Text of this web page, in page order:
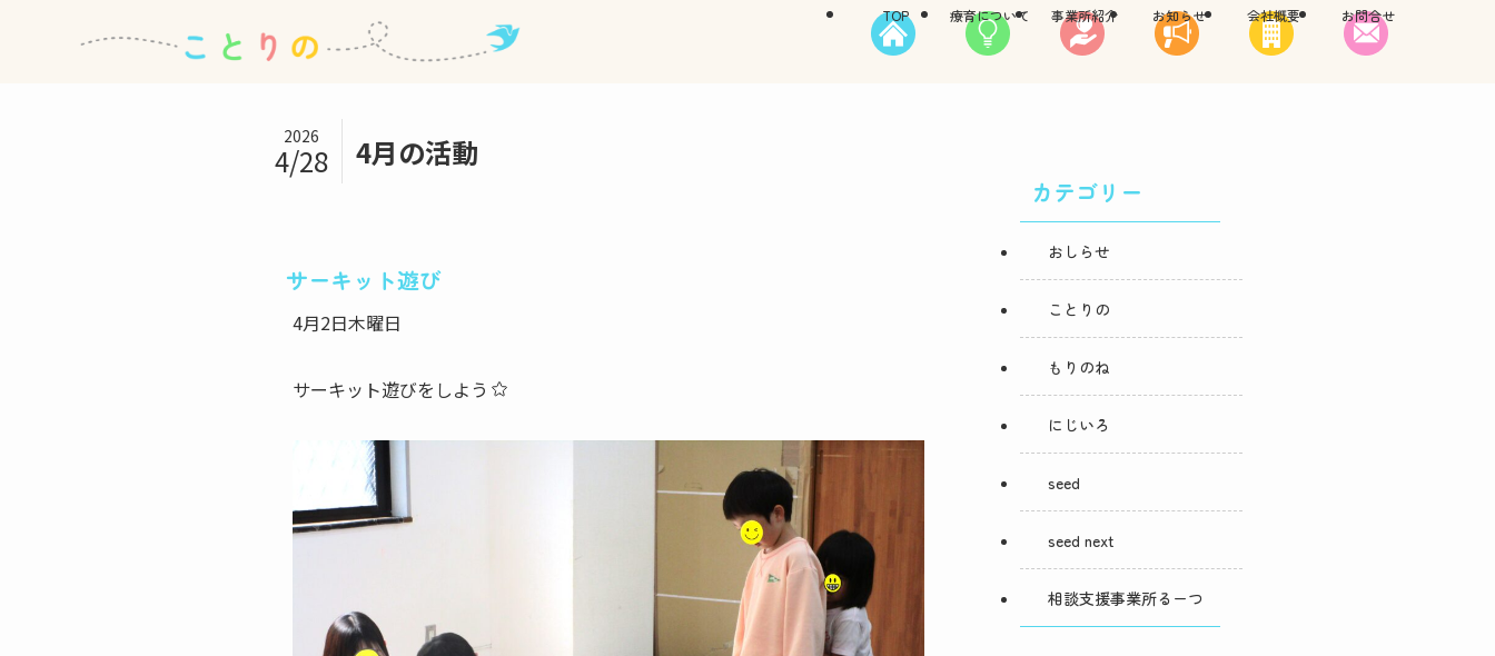
TOP 療育について 事業所紹介 お知らせ 会社概要 お問合せ
4月の活動
2026
4/28
サーキット遊び
4月2日木曜日
サーキット遊びをしよう
カテゴリー
おしらせ
ことりの
もりのね
にじいろ
seed
seed next
相談支援事業所るーつ